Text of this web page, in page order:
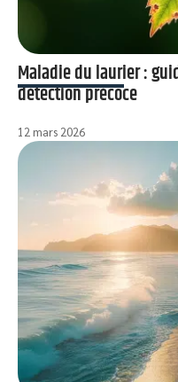
Maladie du laurier :
détection précoce
12 mars 2026